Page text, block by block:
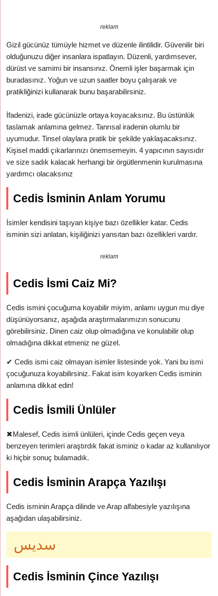
reklam
Gizil gücünüz tümüyle hizmet ve düzenle ilintilidir. Güvenilir biri
olduğunuzu diğer insanlara ispatlayın. Düzenli, yardımsever,
dürüst ve samimi bir insansınız. Önemli işler başarmak için
buradasınız. Yoğun ve uzun saatler boyu çalışarak ve
pratikliğinizi kullanarak bunu başarabilirsiniz.
İfadenizi, irade gücünüzle ortaya koyacaksınız. Bu üstünlük
taslamak anlamına gelmez. Tanrısal iradenin olumlu bir
uyumudur. Tinsel olaylara pratik bir şekilde yaklaşacaksınız.
Kişisel maddi çıkarlarınızı önemsemeyin. 4 yapıcının sayısıdır
ve size sadık kalacak herhangi bir örgütlenmenin kurulmasına
yardımcı olacaksınız
Cedis İsminin Anlam Yorumu
İsimler kendisini taşıyan kişiye bazı özellikler katar. Cedis
isminin sizi anlatan, kişiliğinizi yansıtan bazı özellikleri vardır.
reklam
Cedis İsmi Caiz Mi?
Cedis ismini çocuğuma koyabilir miyim, anlamı uygun mu diye
düşünüyorsanız, aşağıda araştırmalarımızın sonucunu
görebilirsiniz. Dinen caiz olup olmadığına ve konulabilir olup
olmadığına dikkat etmeniz ne güzel.
✔ Cedis ismi caiz olmayan isimler listesinde yok. Yani bu ismi
çocuğunuza koyabilirsiniz. Fakat isim koyarken Cedis isminin
anlamına dikkat edin!
Cedis İsmili Ünlüler
✖Malesef, Cedis isimli ünlüleri, içinde Cedis geçen veya
benzeyen terimleri araştırdık fakat isminiz o kadar az kullanılıyor
ki hiçbir sonuç bulamadık.
Cedis İsminin Arapça Yazılışı
Cedis isminin Arapça dilinde ve Arap alfabesiyle yazılışına
aşağıdan ulaşabilirsiniz.
سديس
Cedis İsminin Çince Yazılışı